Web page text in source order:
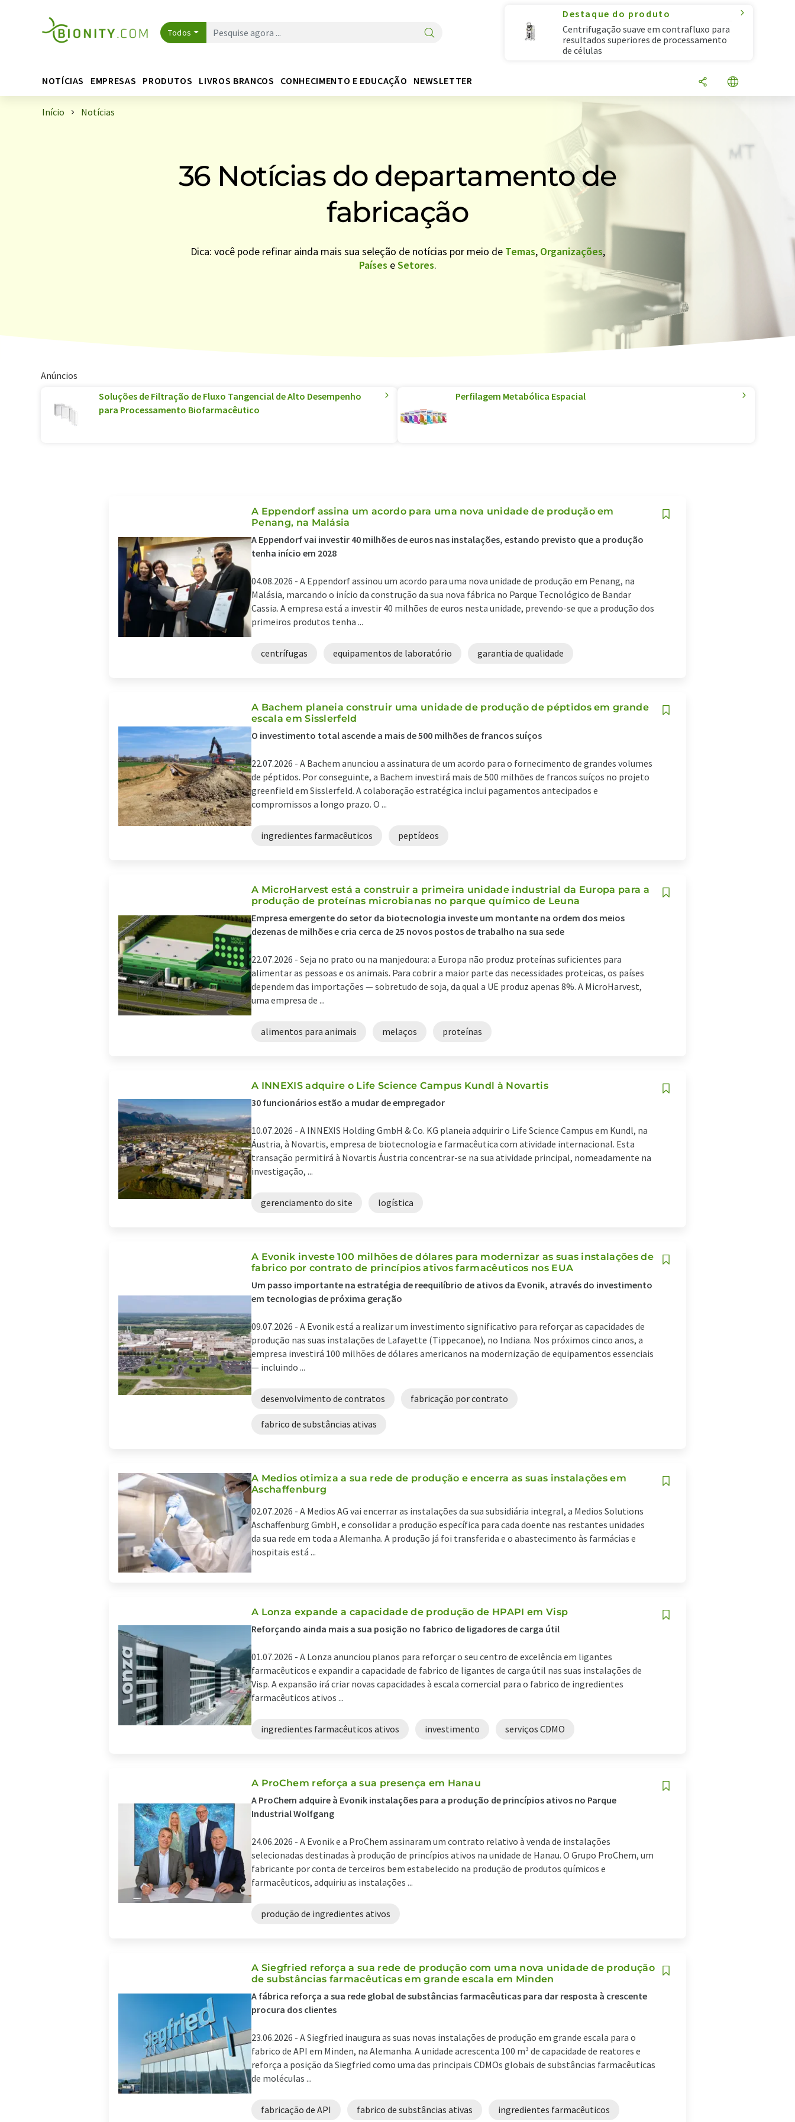
Todos
Destaque do produto
Centrifugação suave em contrafluxo para
resultados superiores de processamento
de células
NOTÍCIAS EMPRESAS PRODUTOS LIVROS BRANCOS CONHECIMENTO E EDUCAÇÃO NEWSLETTER
Início Notícias
36 Notícias do departamento de
fabricação
Dica: você pode refinar ainda mais sua seleção de notícias por meio de Temas, Organizações,
Países eSetores.
Anúncios
Soluções de Filtração de Fluxo Tangencial de Alto Desempenho
para Processamento Biofarmacêutico
Perfilagem Metabólica Espacial
A Eppendorf assina um acordo para uma nova unidade de produção em
Penang, na Malásia
A Eppendorf vai investir 40 milhões de euros nas instalações, estando previsto que a produção
tenha início em 2028
04.08.2026 - A Eppendorf assinou um acordo para uma nova unidade de produção em Penang, na
Malásia, marcando o início da construção da sua nova fábrica no Parque Tecnológico de Bandar
Cassia. A empresa está a investir 40 milhões de euros nesta unidade, prevendo-se que a produção dos
primeiros produtos tenha ...
centrífugas equipamentos de laboratório garantia de qualidade
A Bachem planeia construir uma unidade de produção de péptidos em grande
escala em Sisslerfeld
O investimento total ascende a mais de 500 milhões de francos suíços
22.07.2026 - A Bachem anunciou a assinatura de um acordo para o fornecimento de grandes volumes
de péptidos. Por conseguinte, a Bachem investirá mais de 500 milhões de francos suíços no projeto
greenfield em Sisslerfeld. A colaboração estratégica inclui pagamentos antecipados e
compromissos a longo prazo. O ...
ingredientes farmacêuticos peptídeos
A MicroHarvest está a construir a primeira unidade industrial da Europa para a
produção de proteínas microbianas no parque químico de Leuna
Empresa emergente do setor da biotecnologia investe um montante na ordem dos meios
dezenas de milhões e cria cerca de 25 novos postos de trabalho na sua sede
22.07.2026 - Seja no prato ou na manjedoura: a Europa não produz proteínas suficientes para
alimentar as pessoas e os animais. Para cobrir a maior parte das necessidades proteicas, os países
dependem das importações — sobretudo de soja, da qual a UE produz apenas 8%. A MicroHarvest,
uma empresa de ...
alimentos para animais melaços proteínas
A INNEXIS adquire o Life Science Campus Kundl à Novartis
30 funcionários estão a mudar de empregador
10.07.2026 - A INNEXIS Holding GmbH & Co. KG planeia adquirir o Life Science Campus em Kundl, na
Áustria, à Novartis, empresa de biotecnologia e farmacêutica com atividade internacional. Esta
transação permitirá à Novartis Áustria concentrar-se na sua atividade principal, nomeadamente na
investigação, ...
gerenciamento do site logística
A Evonik investe 100 milhões de dólares para modernizar as suas instalações de
fabrico por contrato de princípios ativos farmacêuticos nos EUA
Um passo importante na estratégia de reequilíbrio de ativos da Evonik, através do investimento
em tecnologias de próxima geração
09.07.2026 - A Evonik está a realizar um investimento significativo para reforçar as capacidades de
produção nas suas instalações de Lafayette (Tippecanoe), no Indiana. Nos próximos cinco anos, a
empresa investirá 100 milhões de dólares americanos na modernização de equipamentos essenciais
— incluindo ...
desenvolvimento de contratos fabricação por contrato
fabrico de substâncias ativas
A Medios otimiza a sua rede de produção e encerra as suas instalações em
Aschaffenburg
02.07.2026 - A Medios AG vai encerrar as instalações da sua subsidiária integral, a Medios Solutions
Aschaffenburg GmbH, e consolidar a produção específica para cada doente nas restantes unidades
da sua rede em toda a Alemanha. A produção já foi transferida e o abastecimento às farmácias e
hospitais está ...
A Lonza expande a capacidade de produção de HPAPI em Visp
Reforçando ainda mais a sua posição no fabrico de ligadores de carga útil
01.07.2026 - A Lonza anunciou planos para reforçar o seu centro de excelência em ligantes
farmacêuticos e expandir a capacidade de fabrico de ligantes de carga útil nas suas instalações de
Visp. A expansão irá criar novas capacidades à escala comercial para o fabrico de ingredientes
farmacêuticos ativos ...
ingredientes farmacêuticos ativos investimento serviços CDMO
A ProChem reforça a sua presença em Hanau
A ProChem adquire à Evonik instalações para a produção de princípios ativos no Parque
Industrial Wolfgang
24.06.2026 - A Evonik e a ProChem assinaram um contrato relativo à venda de instalações
selecionadas destinadas à produção de princípios ativos na unidade de Hanau. O Grupo ProChem, um
fabricante por conta de terceiros bem estabelecido na produção de produtos químicos e
farmacêuticos, adquiriu as instalações ...
produção de ingredientes ativos
A Siegfried reforça a sua rede de produção com uma nova unidade de produção
de substâncias farmacêuticas em grande escala em Minden
A fábrica reforça a sua rede global de substâncias farmacêuticas para dar resposta à crescente
procura dos clientes
23.06.2026 - A Siegfried inaugura as suas novas instalações de produção em grande escala para o
fabrico de API em Minden, na Alemanha. A unidade acrescenta 100 m³ de capacidade de reatores e
reforça a posição da Siegfried como uma das principais CDMOs globais de substâncias farmacêuticas
de moléculas ...
fabricação de API fabrico de substâncias ativas ingredientes farmacêuticos